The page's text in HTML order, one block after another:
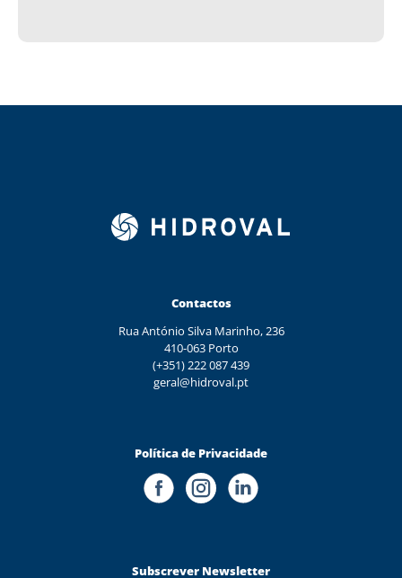
Contactos
Rua António Silva Marinho, 236
410-063 Porto
(+351) 222 087 439
geral@hidroval.pt
Política de Privacidade
Subscrever Newsletter